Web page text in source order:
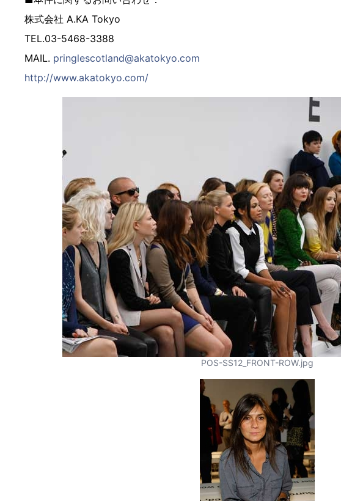
株式会社 A.KA Tokyo
TEL.03-5468-3388
MAIL. pringlescotland@akatokyo.com
http://www.akatokyo.com/
POS-SS12_FRONT-ROW.jpg